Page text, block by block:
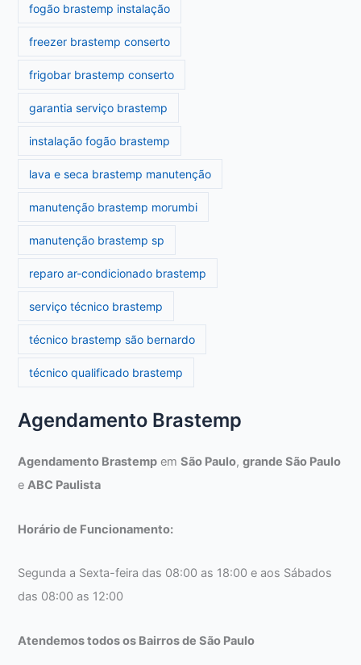
fogão brastemp instalação
freezer brastemp conserto
frigobar brastemp conserto
garantia serviço brastemp
instalação fogão brastemp
lava e seca brastemp manutenção
manutenção brastemp morumbi
manutenção brastemp sp
reparo ar-condicionado brastemp
serviço técnico brastemp
técnico brastemp são bernardo
técnico qualificado brastemp
Agendamento Brastemp
Agendamento Brastemp emSão Paulo,grande São Paulo
eABC Paulista
Horário de Funcionamento:
Segunda a Sexta-feira das 08:00 as 18:00 e aos Sábados
das 08:00 as 12:00
Atendemos todos os Bairros de São Paulo